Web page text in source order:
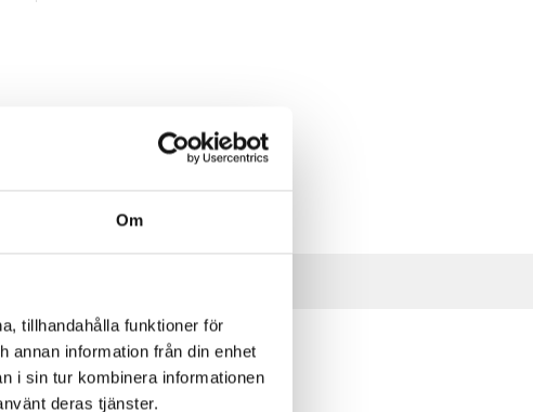
Om
tillhandahålla funktioner för
annan information från din enhet
i sin tur kombinera informationen
deras tjänster.